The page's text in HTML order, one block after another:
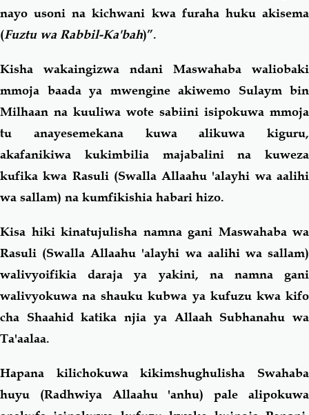
nayo usoni na kichwani kwa furaha huku akisema
(Fuztu wa Rabbil-Ka'bah)”.
Kisha wakaingizwa ndani Maswahaba waliobaki
mmoja baada ya mwengine akiwemo Sulaym bin
Milhaan na kuuliwa wote sabiini isipokuwa mmoja
tu anayesemekana kuwa alikuwa kiguru,
akafanikiwa kukimbilia majabalini na kuweza
kufika kwa Rasuli (Swalla Allaahu 'alayhi wa aalihi
wa sallam) na kumfikishia habari hizo.
Kisa hiki kinatujulisha namna gani Maswahaba wa
Rasuli (Swalla Allaahu 'alayhi wa aalihi wa sallam)
walivyoifikia daraja ya yakini, na namna gani
walivyokuwa na shauku kubwa ya kufuzu kwa kifo
cha Shaahid katika njia ya Allaah Subhanahu wa
Ta'aalaa.
Hapana kilichokuwa kikimshughulisha Swahaba
huyu (Radhwiya Allaahu 'anhu) pale alipokuwa